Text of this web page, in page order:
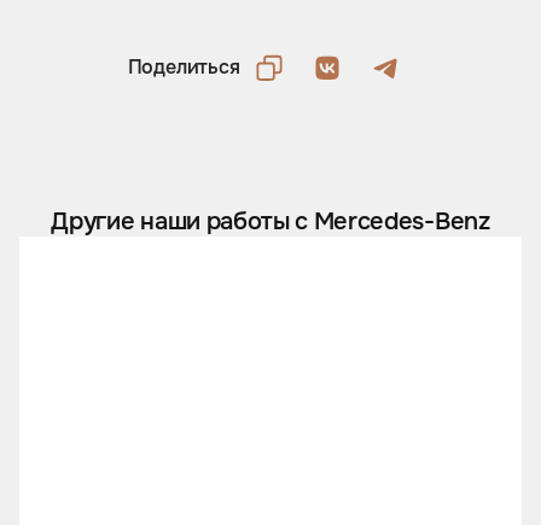
Поделиться
Другие наши работы с Mercedes-Benz